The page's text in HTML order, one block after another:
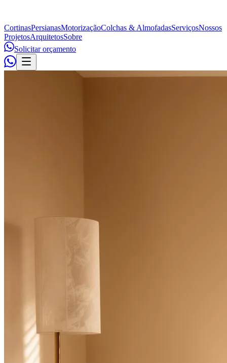
CortinasPersianasMotorizaçãoColchas & AlmofadasServiçosNossos
ProjetosArquitetosSobre
Solicitar orçamento